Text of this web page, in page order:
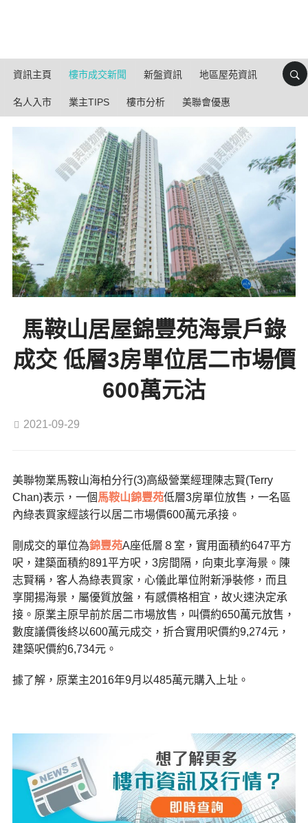
資訊主頁 樓市成交新聞 新盤資訊 地區屋苑資訊
名人入市 業主TIPS 樓市分析 美聯會優惠
馬鞍山居屋錦豐苑海景戶錄
成交 低層3房單位居二市場價
600萬元沽
2021-09-29
美聯物業馬鞍山海柏分行(3)高級營業經理陳志賢(Terry
Chan)表示，一個馬鞍山錦豐苑低層3房單位放售，一名區
內綠表買家經該行以居二市場價600萬元承接。
剛成交的單位為錦豐苑A座低層８室，實用面積約647平方
呎，建築面積約891平方呎，3房間隔，向東北享海景。陳
志賢稱，客人為綠表買家，心儀此單位附新淨裝修，而且
享開揚海景，屬優質放盤，有感價格相宜，故火速決定承
接。原業主原早前於居二市場放售，叫價約650萬元放售，
數度議價後終以600萬元成交，折合實用呎價約9,274元，
建築呎價約6,734元。
據了解，原業主2016年9月以485萬元購入上址。